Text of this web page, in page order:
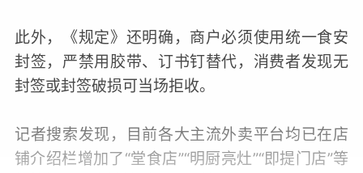
此外，《规定》还明确，商户必须使用统一食安
封签，严禁用胶带、订书钉替代，消费者发现无
封签或封签破损可当场拒收。
记者搜索发现，目前各大主流外卖平台均已在店
铺介绍栏增加了“堂食店”“明厨亮灶”“即提门店”等